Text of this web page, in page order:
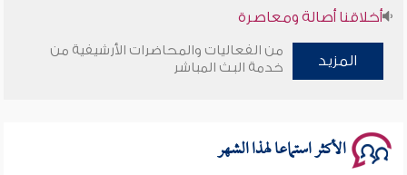
أخلاقنا أصالة ومعاصرة
وأمنهم من خوف 9
المزيد
من الفعاليات والمحاضرات الأرشيفية من
خدمة البث المباشر
الأكثر استماعا لهذا الشهر